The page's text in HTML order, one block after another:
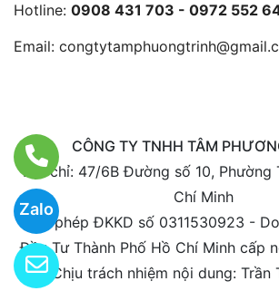
Zalo
Hotline: 0908 431 703 - 0972 552
Email:
CÔNG TY TNHH TÂM
Địa chỉ: 47/6B Đường số 10, Phường
Chí Minh
Giấy phép ĐKKD số 0311530923 -
Đầu Tư Thành Phố Hồ Chí Minh cấp
Chịu trách nhiệm nội dung: Trần